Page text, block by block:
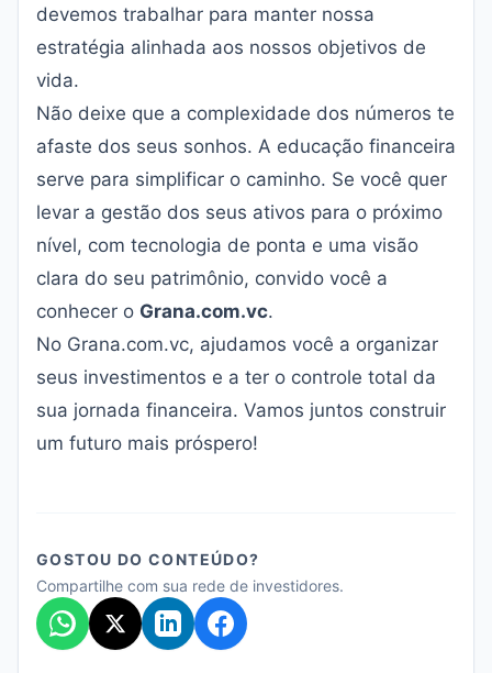
devemos trabalhar para manter nossa
estratégia alinhada aos nossos objetivos de
vida.
Não deixe que a complexidade dos números te
afaste dos seus sonhos. A educação financeira
serve para simplificar o caminho. Se você quer
levar a gestão dos seus ativos para o próximo
nível, com tecnologia de ponta e uma visão
clara do seu patrimônio, convido você a
conhecer o Grana.com.vc.
No Grana.com.vc, ajudamos você a organizar
seus investimentos e a ter o controle total da
sua jornada financeira. Vamos juntos construir
um futuro mais próspero!
GOSTOU DO CONTEÚDO?
Compartilhe com sua rede de investidores.